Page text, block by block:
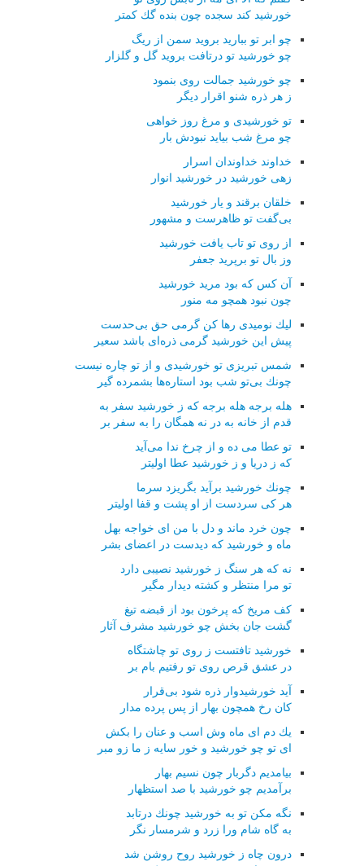
خورشید كند سجده چون بنده گك كمتر
چو ابر تو ببارید بروید سمن از ریگ
چو خورشید تو درتافت بروید گل و گلزار
چو خورشید جمالت روی بنمود
ز هر ذره شنو اقرار دیگر
تو خورشیدی و مرغ روز خواهی
چو مرغ شب بیاید نبودش بار
خداوند خداوندان اسرار
زهی خورشید در خورشید انوار
خلقان برقند و یار خورشید
بی‌گفت تو ظاهرست و مشهور
از روی تو تاب یافت خورشید
وز بال تو برپرید جعفر
آن كس كه بود مرید خورشید
چون نبود همچو مه منور
لیك نومیدی رها كن گرمی حق بی‌حدست
پیش این خورشید گرمی ذره‌ای باشد سعیر
شمس تبریزی تو خورشیدی و از تو چاره نیست
چونك بی‌تو شب بود استاره‌ها بشمرده گیر
هله برجه هله برجه كه ز خورشید سفر به
قدم از خانه به در نه همگان را به سفر بر
تو عطا می ده و از چرخ ندا می‌آید
كه ز دریا و ز خورشید عطا اولیتر
چونك خورشید برآید بگریزد سرما
هر كی سردست از او پشت و قفا اولیتر
چون خرد ماند و دل با من ای خواجه بهل
ماه و خورشید كه دیدست در اعضای بشر
نه كه هر سنگ ز خورشید نصیبی دارد
تو مرا منتظر و كشته دیدار مگیر
كف مریخ كه پرخون بود از قبضه تیغ
گشت جان بخش چو خورشید مشرف آثار
خورشید تافتست ز روی تو چاشتگاه
در عشق قرص روی تو رفتیم بام بر
آید خورشیدوار ذره شود بی‌قرار
كان رخ همچون بهار از پس پرده مدار
یك دم ای ماه وش اسب و عنان را بكش
ای تو چو خورشید و خور سایه ز ما زو مبر
بیامدیم دگربار چون نسیم بهار
برآمدیم چو خورشید با صد استظهار
نگه مكن تو به خورشید چونك درتابد
به گاه شام ورا زرد و شرمسار نگر
درون چاه ز خورشید روح روشن شد